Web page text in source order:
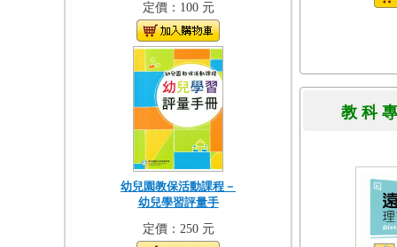
定價：100 元
幼兒園教保活動課程－
幼兒學習評量手
定價：250 元
教 科